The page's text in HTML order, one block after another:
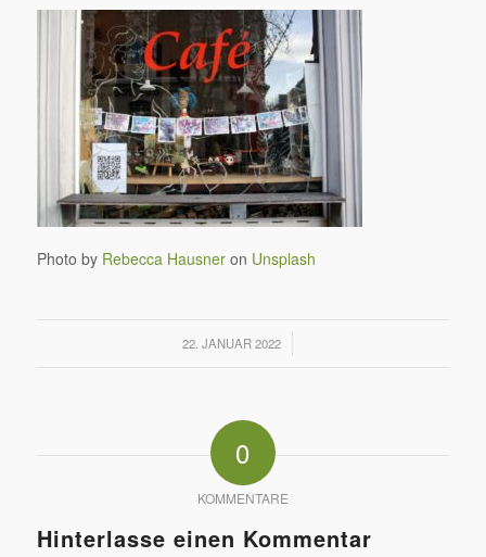
Photo by Rebecca Hausneron Unsplash
22. JANUAR 2022
/
0
KOMMENTARE
Hinterlasse einen Kommentar